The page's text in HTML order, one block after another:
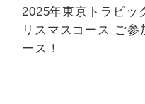
ブリュール
ビーチ・リゾート
2025年東京トラピッ
リスマスコース ご参
ース！